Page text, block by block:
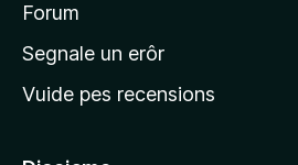
i
n
i
Forum
Segnale un erôr
Vuide pes recensions